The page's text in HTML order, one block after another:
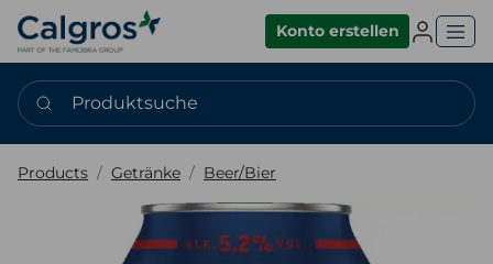
Konto erstellen
Produktsuche
Products Getränke Beer/Bier